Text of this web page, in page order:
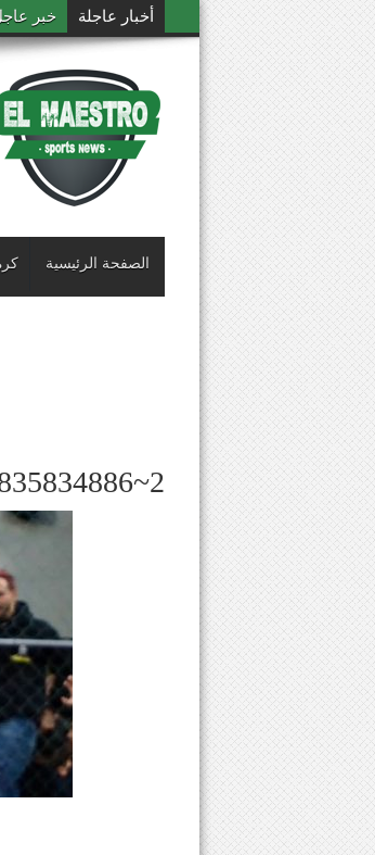
أخبار عاجلة خبر
الصفحة الرئيسية